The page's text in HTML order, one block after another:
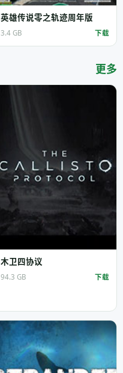
英雄传说零之轨迹周年版
3.4 GB 下载
更多
木卫四协议
94.3 GB 下载